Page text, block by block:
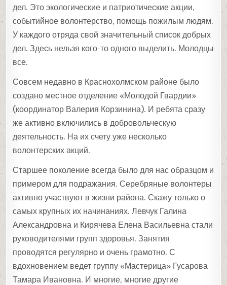
дел. Это экологические и патриотические акции,
событийное волонтерство, помощь пожилым людям.
У каждого отряда свой значительный список добрых
дел. Здесь нельзя кого-то одного выделить. Молодцы
все.
Совсем недавно в Краснохолмском районе было
создано местное отделение «Молодой Гвардии»
(координатор Валерия Корзинина). И ребята сразу
же активно включились в добровольческую
деятельность. На их счету уже несколько
волонтерских акций.
Старшее поколение всегда было для нас образцом и
примером для подражания. Серебряные волонтеры
активно участвуют в жизни района. Скажу только о
самых крупных их начинаниях. Левчук Галина
Александровна и Кирячева Елена Васильевна стали
руководителями групп здоровья. Занятия
проводятся регулярно и очень грамотно. С
вдохновением ведет группу «Мастерица» Гусарова
Тамара Ивановна. И многие, многие другие